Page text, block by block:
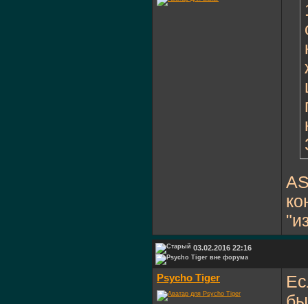
03.02.2016 22:16
Psycho Tiger